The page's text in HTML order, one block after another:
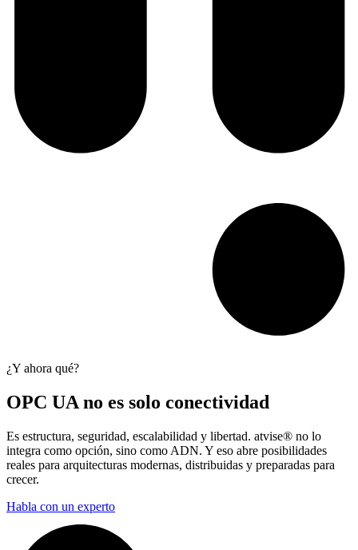
¿Y ahora qué?
OPC UA no es solo conectividad
Es estructura, seguridad, escalabilidad y libertad. atvise® no lo
integra como opción, sino como ADN. Y eso abre posibilidades
reales para arquitecturas modernas, distribuidas y preparadas para
crecer.
Habla con un experto